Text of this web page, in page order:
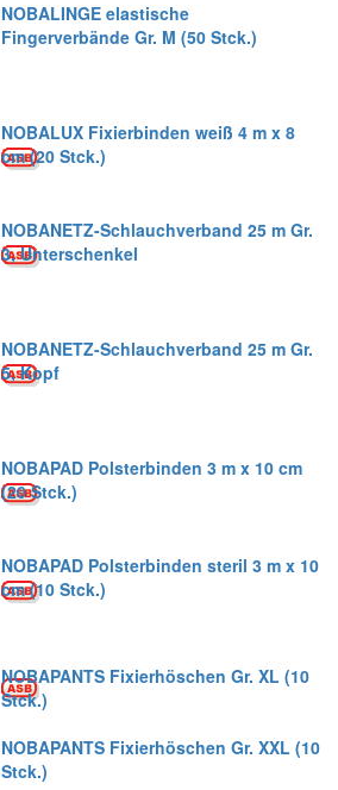
NOBALINGE elastische
Fingerverbände Gr. M (50 Stck.)
NOBALUX Fixierbinden weiß 4 m x 8
cm (20 Stck.)
NOBANETZ-Schlauchverband 25 m Gr.
3, Unterschenkel
NOBANETZ-Schlauchverband 25 m Gr.
5, Kopf
NOBAPAD Polsterbinden 3 m x 10 cm
(20 Stck.)
NOBAPAD Polsterbinden steril 3 m x 10
cm (10 Stck.)
NOBAPANTS Fixierhöschen Gr. XL (10
Stck.)
NOBAPANTS Fixierhöschen Gr. XXL (10
Stck.)